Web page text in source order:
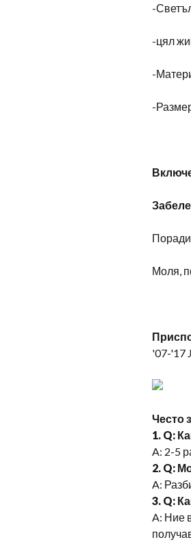
-
-цял
-
-
Поради
Моля,
'07-'17
Често
1. Q:
A: 2-5
2. Q:
A:
3. Q:
A: Ние